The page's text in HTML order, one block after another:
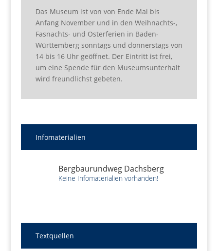
Das Museum ist von von Ende Mai bis
Anfang November und in den Weihnachts-,
Fasnachts- und Osterferien in Baden-
Württemberg sonntags und donnerstags von
14 bis 16 Uhr geöffnet. Der Eintritt ist frei,
um eine Spende für den Museumsunterhalt
wird freundlichst gebeten.
Infomaterialien
Bergbaurundweg Dachsberg
Keine Infomaterialien vorhanden!
Textquellen